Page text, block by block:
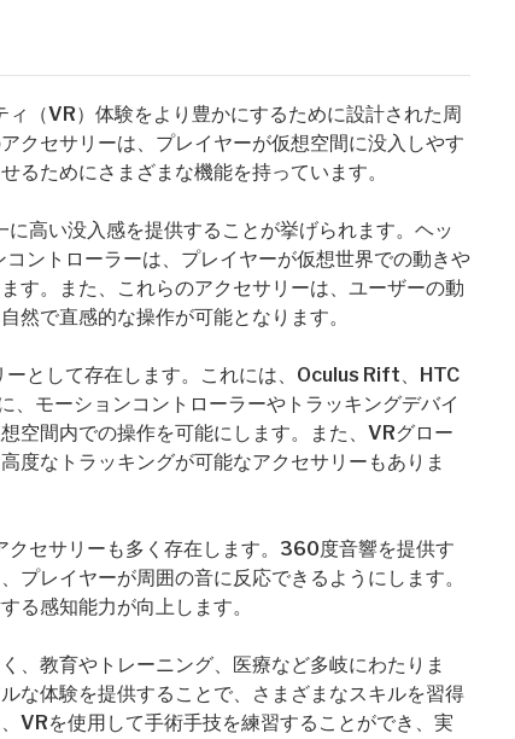
（VR）体験をより豊かにするために設計された周
クセサリーは、プレイヤーが仮想空間に没入しやす
るためにさまざまな機能を持っています。
高い没入感を提供することが挙げられます。ヘッ
ントローラーは、プレイヤーが仮想世界での動きや
す。また、これらのアクセサリーは、ユーザーの動
然で直感的な操作が可能となります。
として存在します。これには、Oculus Rift、HTC
モーションコントローラーやトラッキングデバイ
空間内での操作を可能にします。また、VRグロー
度なトラッキングが可能なアクセサリーもありま
セサリーも多く存在します。360度音響を提供す
プレイヤーが周囲の音に反応できるようにします。
る感知能力が向上します。
、教育やトレーニング、医療など多岐にわたりま
な体験を提供することで、さまざまなスキルを習得
VRを使用して手術手技を練習することができ、実